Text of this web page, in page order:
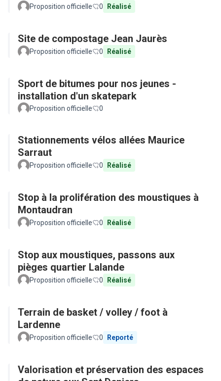
Proposition officielle 0 Réalisé
Site de compostage Jean Jaurès
Proposition officielle 0 Réalisé
Sport de bitumes pour nos jeunes -
installation d'un skatepark
Proposition officielle 0
Stationnements vélos allées Maurice
Sarraut
Proposition officielle 0 Réalisé
Stop à la prolifération des moustiques à
Montaudran
Proposition officielle 0 Réalisé
Stop aux moustiques, passons aux
pièges quartier Lalande
Proposition officielle 0 Réalisé
Terrain de basket / volley / foot à
Lardenne
Proposition officielle 0 Reporté
Valorisation et préservation des espaces